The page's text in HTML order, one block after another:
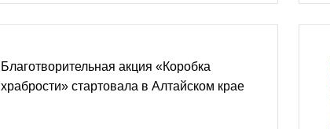
Благотворительная акция «Коробка
храбрости» стартовала в Алтайском крае